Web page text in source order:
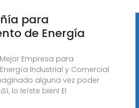
para
de Energía
Empresa para
Industrial y Comercial
alguna vez poder
lo leíste bien! El